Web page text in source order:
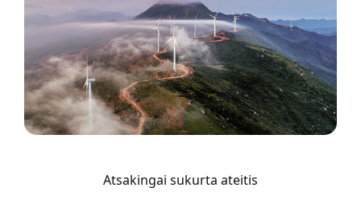
Atsakingai sukurta ateitis